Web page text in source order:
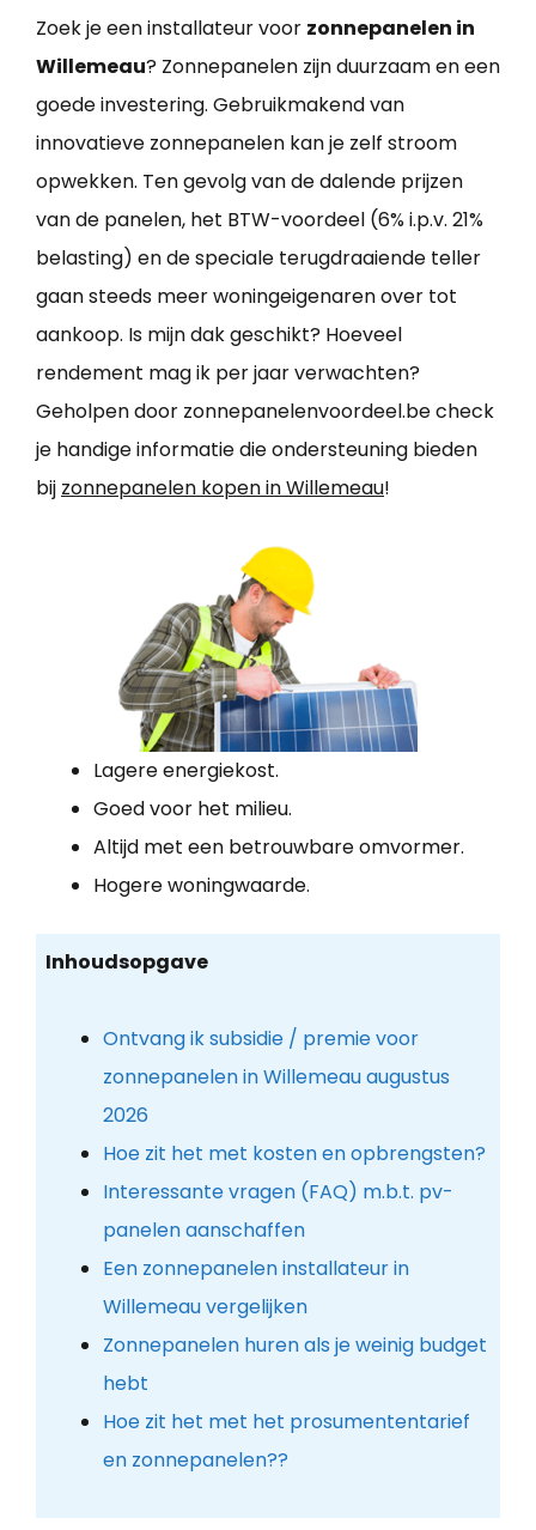
Zoek je een installateur voor zonnepanelen in
Willemeau? Zonnepanelen zijn duurzaam en een
goede investering. Gebruikmakend van
innovatieve zonnepanelen kan je zelf stroom
opwekken. Ten gevolg van de dalende prijzen
van de panelen, het BTW-voordeel (6% i.p.v. 21%
belasting) en de speciale terugdraaiende teller
gaan steeds meer woningeigenaren over tot
aankoop. Is mijn dak geschikt? Hoeveel
rendement mag ik per jaar verwachten?
Geholpen door zonnepanelenvoordeel.be check
je handige informatie die ondersteuning bieden
bij zonnepanelen kopen in Willemeau!
Lagere energiekost.
Goed voor het milieu.
Altijd met een betrouwbare omvormer.
Hogere woningwaarde.
Inhoudsopgave
Ontvang ik subsidie / premie voor
zonnepanelen in Willemeau augustus
2026
Hoe zit het met kosten en opbrengsten?
Interessante vragen (FAQ) m.b.t. pv-
panelen aanschaffen
Een zonnepanelen installateur in
Willemeau vergelijken
Zonnepanelen huren als je weinig budget
hebt
Hoe zit het met het prosumententarief
en zonnepanelen??